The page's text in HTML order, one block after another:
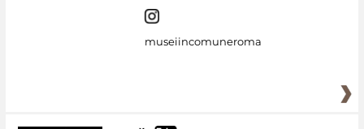
museiincomuneroma